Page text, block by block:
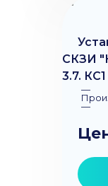
СКЗИ
3.7.
—
—